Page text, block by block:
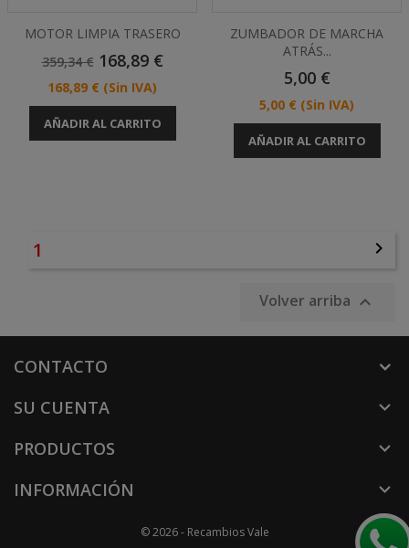
MOTOR LIMPIA TRASERO
Precio
359,34 € Precio
168,89 €
Precio
168,89 € (Sin IVA)
AÑADIR AL CARRITO
ZUMBADOR DE MARCHA
ATRÁS...
Precio
5,00 €
Precio
5,00 € (Sin IVA)
AÑADIR AL CARRITO
1 
Volver arriba 
CONTACTO
SU CUENTA

PRODUCTOS 
INFORMACIÓN 
© 2026 - Recambios Vale